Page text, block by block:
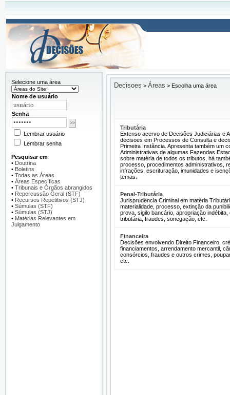
Selecione uma área
Nome de usuário
Senha
Lembrar usuário
Lembrar senha
Pesquisar em
• Doutrina
• Boletins
• Todas as Áreas
• Áreas Específicas
• Tribunais e Órgãos abrangidos
• Repercussão Geral (STF)
• Recursos Repetitivos (STJ)
• Súmulas (STF)
• Súmulas (STJ)
• Matérias Relevantes em
Julgamento
Decisoes > Áreas > Escolha uma área
Tributária
Extenso acervo de Decisões Judiciárias e
decisoes em Processos de Consulta e
Primeira Instância. Apresenta também um
Administrativas de algumas Fazendas
sobre matéria de todos os tributos, há
processo, procedimentos administrativos,
infrações, escrituração, imunidades e
temas.
Penal-Tributária
Jurisprudência Criminal em matéria
materialidade, processo, extinção da
prova, sigilo bancário, apropriação
tributária, fraudes, sonegação, etc.
Financeira
Decisões envolvendo Direito Financeiro,
financiamentos, arrendamento mercantil,
consórcios, fraudes e outros crimes,
etc.